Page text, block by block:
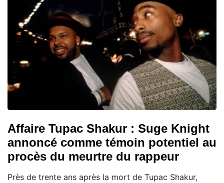
Affaire Tupac Shakur : Suge Knight
annoncé comme témoin potentiel au
procès du meurtre du rappeur
Près de trente ans après la mort de Tupac Shakur,